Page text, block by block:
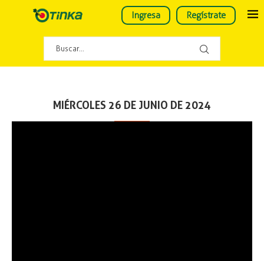
Ingresa Regístrate
MIÉRCOLES 26 DE JUNIO DE 2024